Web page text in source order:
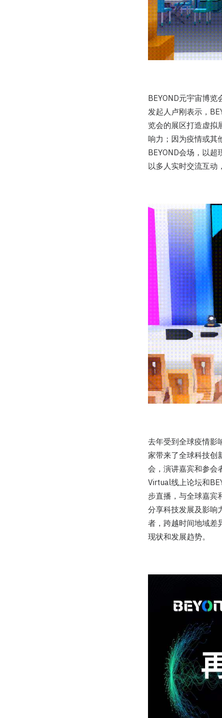
BEYOND元宇宙博
发起人卢刚表示，
览会的展区打造虚拟
响力；因为疫情或其
BEYOND会场，以
以多人实时交流互动
去年受到全球疫情影
家带来了全球科技创
会，演讲嘉宾和参会
Virtual线上论坛和
步直播，与全球嘉宾
分享科技发展及影响
者，跨越时间地域差
现状和发展趋势。